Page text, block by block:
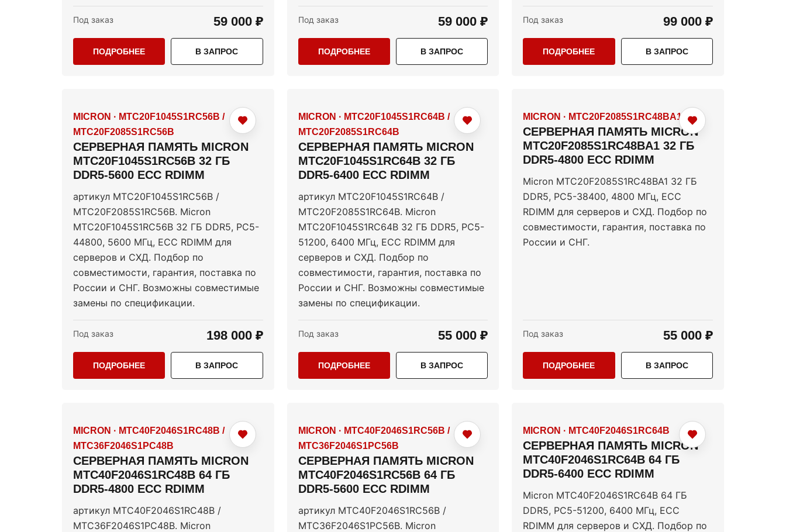
Под заказ 59 000 ₽
ПОДРОБНЕЕ В ЗАПРОС
Под заказ 59 000 ₽
ПОДРОБНЕЕ В ЗАПРОС
Под заказ 99 000 ₽
ПОДРОБНЕЕ В ЗАПРОС
MICRON · MTC20F1045S1RC56B /
MTC20F2085S1RC56B
СЕРВЕРНАЯ ПАМЯТЬ MICRON
MTC20F1045S1RC56B 32 ГБ
DDR5-5600 ECC RDIMM
артикул MTC20F1045S1RC56B /
MTC20F2085S1RC56B. Micron
MTC20F1045S1RC56B 32 ГБ DDR5, PC5-
44800, 5600 МГц, ECC RDIMM для
серверов и СХД. Подбор по
совместимости, гарантия, поставка по
России и СНГ. Возможны совместимые
замены по спецификации.
Под заказ 198 000 ₽
ПОДРОБНЕЕ В ЗАПРОС
MICRON · MTC20F1045S1RC64B /
MTC20F2085S1RC64B
СЕРВЕРНАЯ ПАМЯТЬ MICRON
MTC20F1045S1RC64B 32 ГБ
DDR5-6400 ECC RDIMM
артикул MTC20F1045S1RC64B /
MTC20F2085S1RC64B. Micron
MTC20F1045S1RC64B 32 ГБ DDR5, PC5-
51200, 6400 МГц, ECC RDIMM для
серверов и СХД. Подбор по
совместимости, гарантия, поставка по
России и СНГ. Возможны совместимые
замены по спецификации.
Под заказ 55 000 ₽
ПОДРОБНЕЕ В ЗАПРОС
MICRON · MTC20F2085S1RC48BA1
СЕРВЕРНАЯ ПАМЯТЬ MICRON
MTC20F2085S1RC48BA1 32 ГБ
DDR5-4800 ECC RDIMM
Micron MTC20F2085S1RC48BA1 32 ГБ
DDR5, PC5-38400, 4800 МГц, ECC
RDIMM для серверов и СХД. Подбор по
совместимости, гарантия, поставка по
России и СНГ.
Под заказ 55 000 ₽
ПОДРОБНЕЕ В ЗАПРОС
MICRON · MTC40F2046S1RC48B /
MTC36F2046S1PC48B
СЕРВЕРНАЯ ПАМЯТЬ MICRON
MTC40F2046S1RC48B 64 ГБ
DDR5-4800 ECC RDIMM
артикул MTC40F2046S1RC48B /
MTC36F2046S1PC48B. Micron
MICRON · MTC40F2046S1RC56B /
MTC36F2046S1PC56B
СЕРВЕРНАЯ ПАМЯТЬ MICRON
MTC40F2046S1RC56B 64 ГБ
DDR5-5600 ECC RDIMM
артикул MTC40F2046S1RC56B /
MTC36F2046S1PC56B. Micron
MICRON · MTC40F2046S1RC64B
СЕРВЕРНАЯ ПАМЯТЬ MICRON
MTC40F2046S1RC64B 64 ГБ
DDR5-6400 ECC RDIMM
Micron MTC40F2046S1RC64B 64 ГБ
DDR5, PC5-51200, 6400 МГц, ECC
RDIMM для серверов и СХД. Подбор по